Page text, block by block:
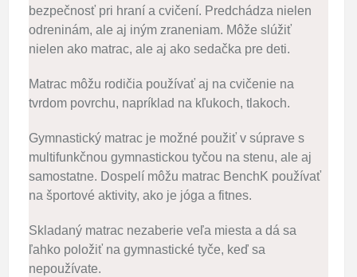
bezpečnosť pri hraní a cvičení. Predchádza nielen
odreninám, ale aj iným zraneniam. Môže slúžiť
nielen ako matrac, ale aj ako sedačka pre deti.
Matrac môžu rodičia používať aj na cvičenie na
tvrdom povrchu, napríklad na kľukoch, tlakoch.
Gymnastický matrac je možné použiť v súprave s
multifunkčnou gymnastickou tyčou na stenu, ale aj
samostatne. Dospelí môžu matrac BenchK používať
na športové aktivity, ako je jóga a fitnes.
Skladaný matrac nezaberie veľa miesta a dá sa
ľahko položiť na gymnastické tyče, keď sa
nepoužívate.